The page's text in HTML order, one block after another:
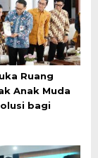
Ruang
Anak Muda
bagi